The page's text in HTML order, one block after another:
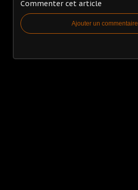
Commenter cet article
Ajouter un commentaire